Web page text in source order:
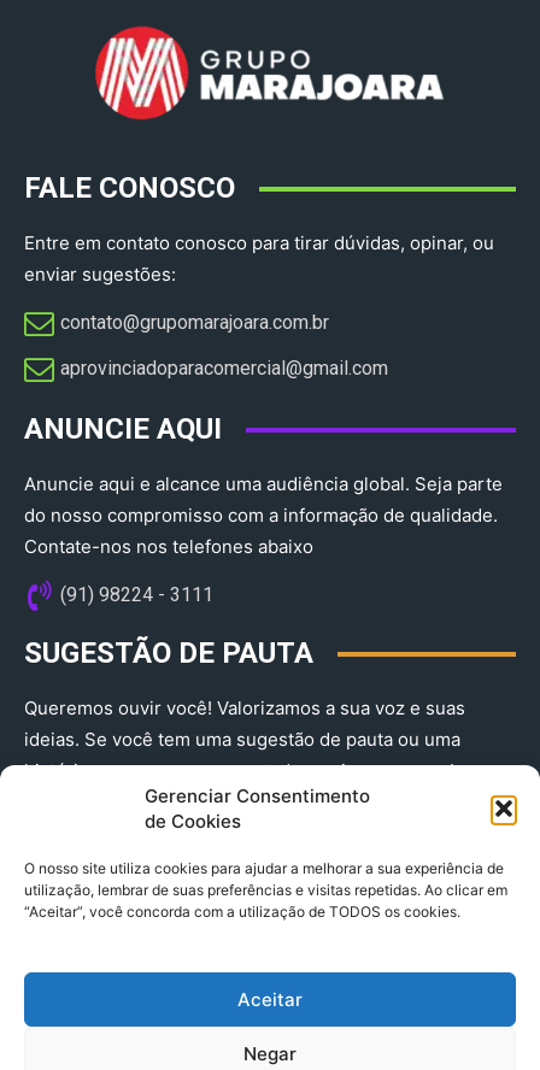
Gerenciar Consentimento
de Cookies
O nosso site utiliza cookies para ajudar a melhorar a sua experiência de
utilização, lembrar de suas preferências e visitas repetidas. Ao clicar em
“Aceitar”, você concorda com a utilização de TODOS os cookies.
Aceitar
Negar
FALE CONOSCO
Entre em contato conosco para tirar dúvidas, opinar, ou
enviar sugestões:
contato@grupomarajoara.com.br
aprovinciadoparacomercial@gmail.com​
ANUNCIE AQUI
Anuncie aqui e alcance uma audiência global. Seja parte
do nosso compromisso com a informação de qualidade.
Contate-nos nos telefones abaixo
(91) 98224 - 3111
SUGESTÃO DE PAUTA
Queremos ouvir você! Valorizamos a sua voz e suas
ideias. Se você tem uma sugestão de pauta ou uma
história que merece ser contada, envie-nos agora!
(91) 98224 - 3111
© 2025 A Província do Pará CNPJ: 04.901.141/0001-36 End .
Trav. Quintino Bocaiuva 2301, Ed. Rogério Fernandez – Sala